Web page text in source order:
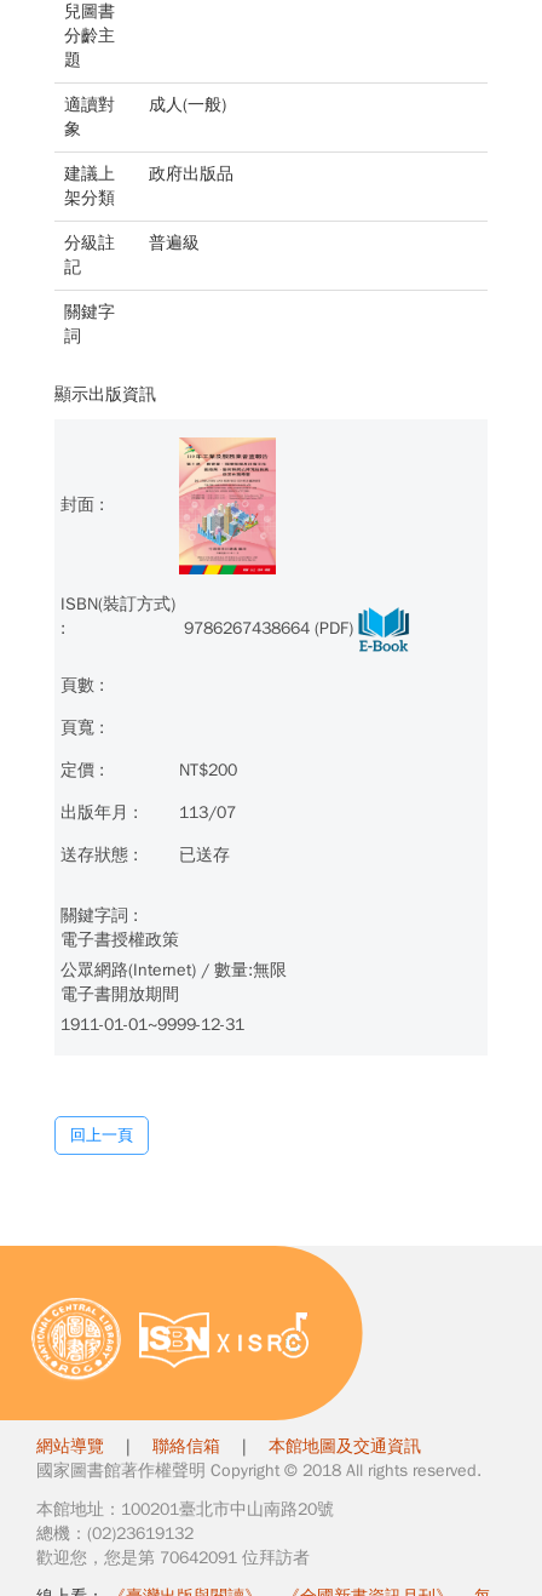
兒圖書
分齡主
題
適讀對
象
成人(一般)
建議上
架分類
政府出版品
分級註
記
普遍級
關鍵字
詞
顯示出版資訊
9786267438664 (PDF)
NT$200
113/07
已送存
電子書授權政策
公眾網路(Internet) / 數量:無限
電子書開放期間
1911-01-01~9999-12-31
回上一頁
網站導覽 | 聯絡信箱 | 本館地圖及交通資訊
國家圖書館著作權聲明 Copyright © 2018 All rights reserved.
本館地址：100201臺北市中山南路20號
總機：(02)23619132
歡迎您，您是第 70642091 位拜訪者